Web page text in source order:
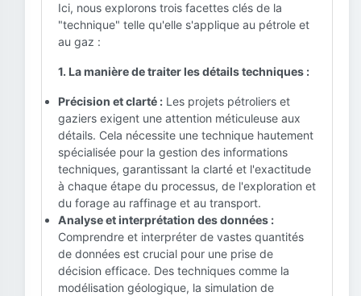
Ici, nous explorons trois facettes clés de la
"technique" telle qu'elle s'applique au pétrole et
au gaz :
1. La manière de traiter les détails techniques :
Précision et clarté : Les projets pétroliers et
gaziers exigent une attention méticuleuse aux
détails. Cela nécessite une technique hautement
spécialisée pour la gestion des informations
techniques, garantissant la clarté et l'exactitude
à chaque étape du processus, de l'exploration et
du forage au raffinage et au transport.
Analyse et interprétation des données :
Comprendre et interpréter de vastes quantités
de données est crucial pour une prise de
décision efficace. Des techniques comme la
modélisation géologique, la simulation de